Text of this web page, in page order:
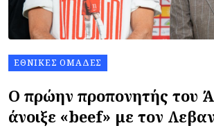
ΕΘΝΙΚΈΣ ΟΜΆΔΕΣ
Ο πρώην προπονητής του
άνοιξε «beef» με τον